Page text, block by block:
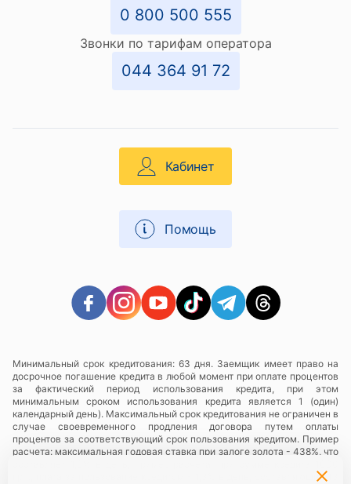
0 800 500 555
Звонки по тарифам оператора
044 364 91 72
Кабинет
Помощь
Минимальный срок кредитования: 63 дня. Заемщик имеет право на
досрочное погашение кредита в любой момент при оплате процентов
за фактический период использования кредита, при этом
минимальным сроком использования кредита является 1 (один)
календарный день). Максимальный срок кредитования не ограничен в
случае своевременного продления договора путем оплаты
процентов за соответствующий срок пользования кредитом. Пример
расчета: максимальная годовая ставка при залоге золота - 438%, что
грн., плата за пользование кредитом - 1,3% в день, составляющий 13